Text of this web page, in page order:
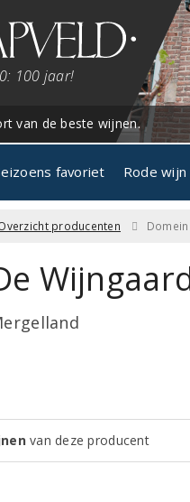
100 jaar!
van de beste wijnen.
favoriet Rode wijn
producenten
van deze producent